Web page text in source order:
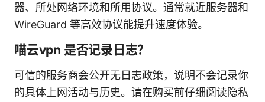
器、所处网络环境和所用协议。通常就近服务器和
WireGuard 等高效协议能提升速度体验。
喵云vpn 是否记录日志？
可信的服务商会公开无日志政策，说明不会记录你
的具体上网活动与历史。请在购买前仔细阅读隐私